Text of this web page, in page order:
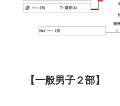
【一般男子２部】